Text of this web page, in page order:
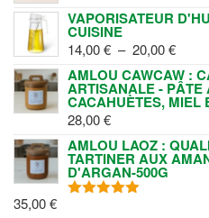
VAPORISATEUR
CUISINE
14,00€ – 20,00€PLAGE
DE
AMLOU CAWCAW :
ARTISANALE - PÂTE
CACAHUÈTES, MIEL
28,00€
AMLOU LAOZ :
TARTINER AUX
D'ARGAN-500G
35,00€